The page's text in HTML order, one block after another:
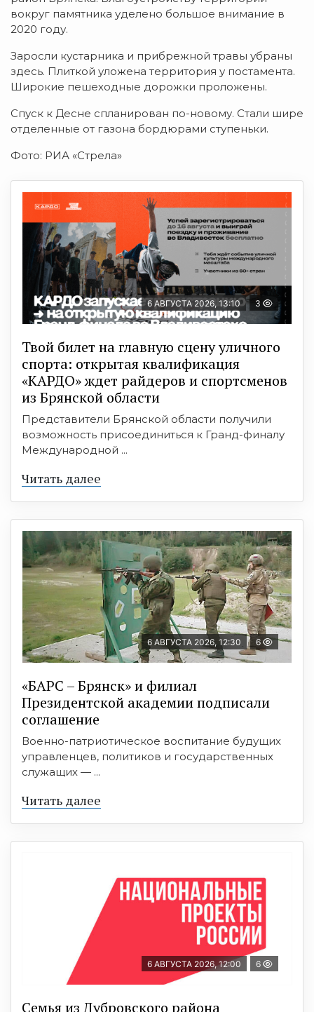
вокруг памятника уделено большое внимание в
2020 году.
Заросли кустарника и прибрежной травы убраны
здесь. Плиткой уложена территория у постамента.
Широкие пешеходные дорожки проложены.
Спуск к Десне спланирован по-новому. Стали шире
отделенные от газона бордюрами ступеньки.
Фото: РИА «Стрела»
6 АВГУСТА 2026, 13:10 3
Твой билет на главную сцену уличного
спорта: открытая квалификация
«КАРДО» ждет райдеров и спортсменов
из Брянской области
Представители Брянской области получили
возможность присоединиться к Гранд-финалу
Международной ...
Читать далее
6 АВГУСТА 2026, 12:30 6
«БАРС – Брянск» и филиал
Президентской академии подписали
соглашение
Военно-патриотическое воспитание будущих
управленцев, политиков и государственных
служащих — ...
Читать далее
6 АВГУСТА 2026, 12:00 6
Семья из Дубровского района